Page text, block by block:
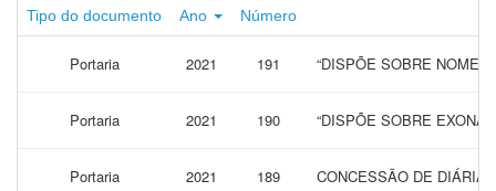
Tipo do documento Ano Número
Portaria 2021 191 “DISPÕE SOBRE
Portaria 2021 190 “DISPÕE SOBRE
Portaria 2021 189 CONCESSÃO DE